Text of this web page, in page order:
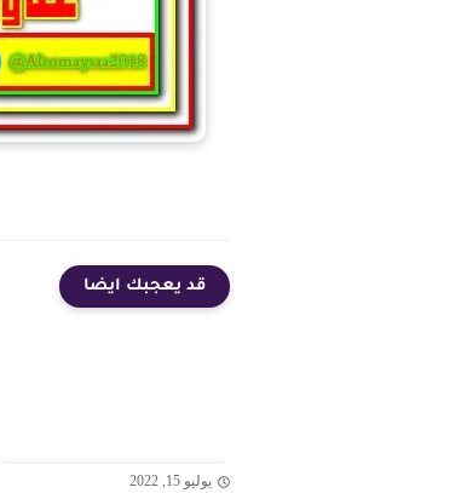
قد يعجبك ايضا
يوليو 15, 2022